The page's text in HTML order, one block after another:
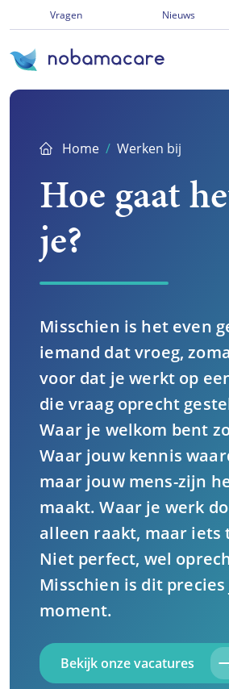
direct
naar
inhoud
Vragen Nieuws
Home Werken bij
Hoe gaat
je?
Misschien is het even
iemand dat vroeg,
voor dat je werkt op
die vraag oprecht
Waar je welkom bent
Waar jouw kennis
maar jouw mens-zijn
maakt. Waar je werk
alleen raakt, maar iets
Niet perfect, wel
Misschien is dit
moment.
Bekijk onze vacatures